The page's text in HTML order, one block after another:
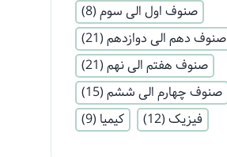
صنوف اول الی سوم (8)
صنوف دهم الی دوازدهم (21)
صنوف هفتم الی نهم (21)
صنوف چهارم الی ششم (15)
فیزیک (12) کیمیا (9)